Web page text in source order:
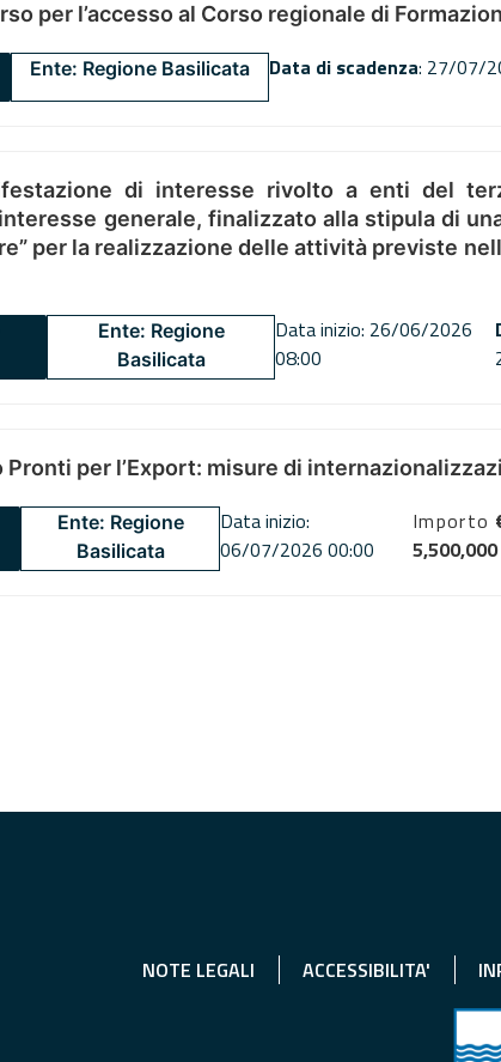
per l’accesso al Corso regionale di
Ente: Regione Basilicata Data di scadenza: 27/07/
di interesse rivolto a enti del
generale, finalizzato alla stipula di
per la realizzazione delle attività previste
Ente: Regione
Basilicata
Data inizio: 26/06/2026
08:00
Pronti per l’Export: misure di
Ente: Regione
Basilicata
Data inizio:
06/07/2026 00:00
Importo
5,500,000
NOTE LEGALI ACCESSIBILITA'